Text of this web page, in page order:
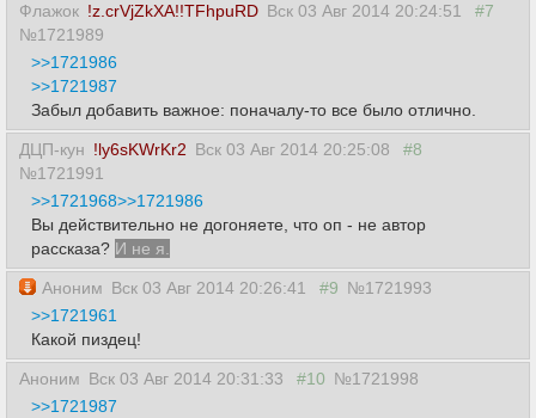
Флажок !z.crVjZkXA!!TFhpuRD Вск 03 Авг 2014 20:24:51
#7
№1721989
>>1721986
>>1721987
Забыл добавить важное: поначалу-то все было отлично.
ДЦП-кун !ly6sKWrKr2 Вск 03 Авг 2014 20:25:08
#8
№1721991
>>1721968>>1721986
Вы действительно не догоняете, что оп - не автор
рассказа? И не я.
Аноним Вск 03 Авг 2014 20:26:41 #9 №1721993
>>1721961
Какой пиздец!
Аноним Вск 03 Авг 2014 20:31:33 #10 №1721998
>>1721987